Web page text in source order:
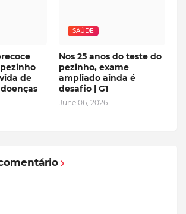
de
SAÚDE
Nos 25 anos do teste do
pezinho, exame
ampliado ainda é
desafio | G1
June 06, 2026